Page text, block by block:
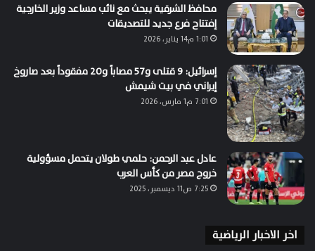
محافظ الشرقية يبحث مع نائب مساعد وزير الخارجية
إفتتاح فرع جديد للتصديقات
1:01 م14 يناير، 2026
إسرائيل: 9 قتلى و57 مصاباً و20 مفقوداً بعد صاروخ
إيراني في بيت شيمش
7:01 م1 مارس، 2026
عادل عبد الرحمن: حلمي طولان يتحمل مسؤولية
خروج مصر من كأس العرب
7:25 ص11 ديسمبر، 2025
اخر الاخبار الرياضية